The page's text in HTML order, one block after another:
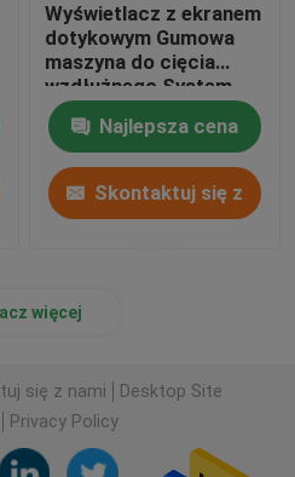
Wyświetlacz z ekranem
dotykowym Gumowa
maszyna do cięcia
wzdłużnego System
sterowania PLC dla
skórzanej tkaniny
Najlepsza cena
Skontaktuj się z
więcej
się z nami
Desktop Site
Privacy Policy